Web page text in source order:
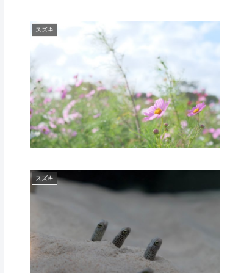
スズキ
スズキ